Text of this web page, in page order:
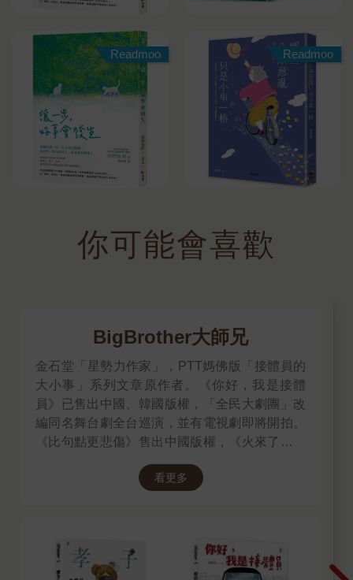
Readmoo Readmoo
你可能會喜歡
BigBrother大師兄
金石堂「星勢力作家」，PTT媽佛版「接體員的
大小事」系列文章原作者。《你好，我是接體
員》已售出中國、韓國版權，「全民大劇團」改
編同名舞台劇全台巡演，並有電視劇即將開拍。
《比句點更悲傷》售出中國版權，《火來了，快
看更多